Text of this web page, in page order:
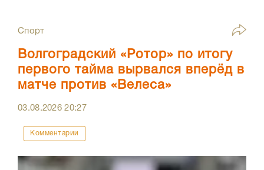
Спорт
Волгоградский «Ротор» по итогу
первого тайма вырвался вперёд в
матче против «Велеса»
03.08.202620:27
Комментарии